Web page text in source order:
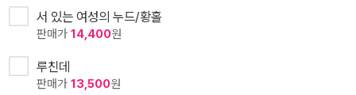
서 있는 여성의 누드/황홀
판매가 14,400원
루친데
판매가 13,500원